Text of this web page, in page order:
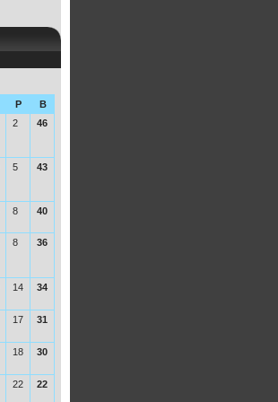
P
B
2 46
5 43
8 40
8 36
14 34
17 31
18 30
22 22